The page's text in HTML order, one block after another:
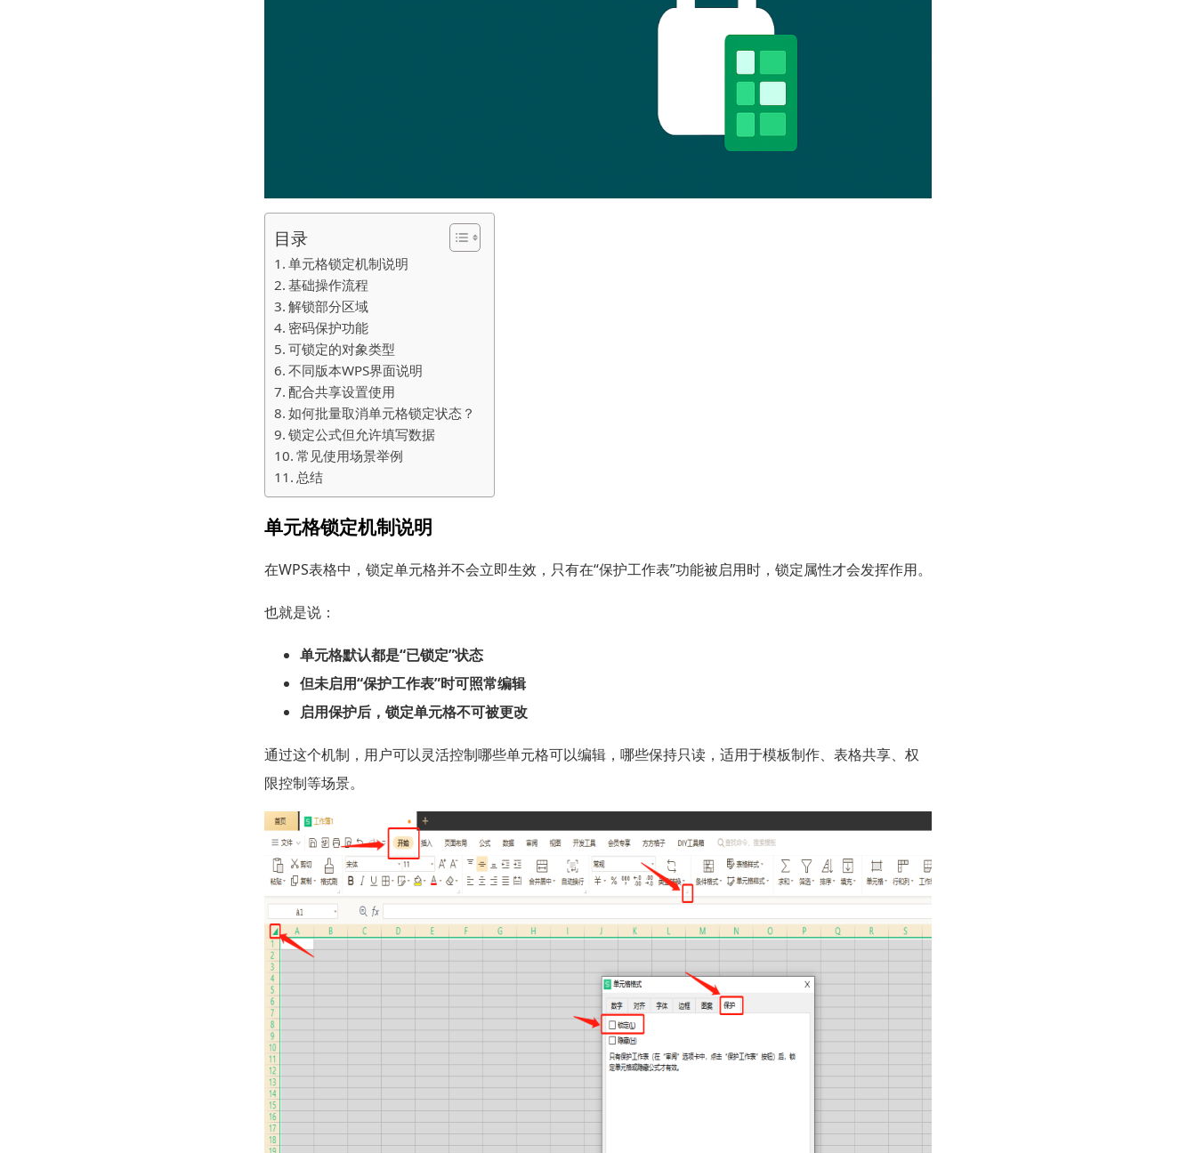
目录
单元格锁定机制说明
基础操作流程
解锁部分区域
密码保护功能
可锁定的对象类型
不同版本WPS界面说明
配合共享设置使用
如何批量取消单元格锁定状态？
锁定公式但允许填写数据
常见使用场景举例
总结
单元格锁定机制说明
在WPS表格中，锁定单元格并不会立即生效，只有在“保护工作表”功能被启用时，锁定属性才会发挥作用。
也就是说：
单元格默认都是“已锁定”状态
但未启用“保护工作表”时可照常编辑
启用保护后，锁定单元格不可被更改
通过这个机制，用户可以灵活控制哪些单元格可以编辑，哪些保持只读，适用于模板制作、表格共享、权
限控制等场景。